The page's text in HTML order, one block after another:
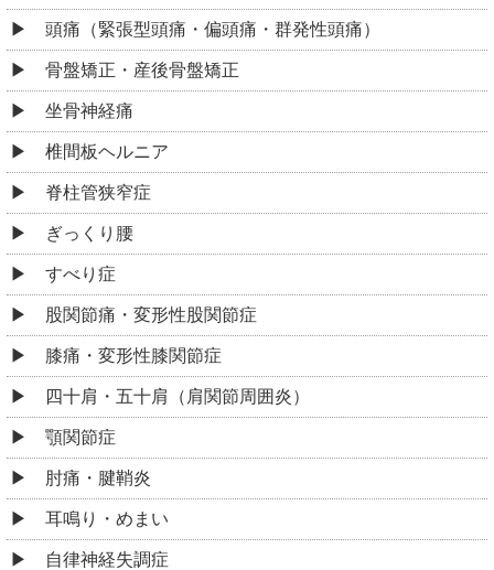
頭痛（緊張型頭痛・偏頭痛・群発性頭痛）
骨盤矯正・産後骨盤矯正
坐骨神経痛
椎間板ヘルニア
脊柱管狭窄症
ぎっくり腰
すべり症
股関節痛・変形性股関節症
膝痛・変形性膝関節症
四十肩・五十肩（肩関節周囲炎）
顎関節症
肘痛・腱鞘炎
耳鳴り・めまい
自律神経失調症